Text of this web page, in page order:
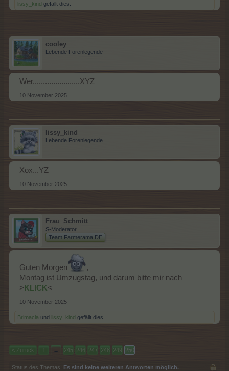
lissy_kind gefällt dies.
cooley
Lebende Forenlegende
Wer.......................XYZ
10 November 2025
lissy_kind
Lebende Forenlegende
Xox...YZ
10 November 2025
Frau_Schmitt
S-Moderator
Team Farmerama DE
Guten Morgen
,
Montag ist Umzugstag, und darum bitte mir nach
> KLICK<
10 November 2025
Brimacla und lissy_kind gefällt dies.
< Zurück 1 ← 245 246 247 248 249 250
Status des Themas: Es sind keine weiteren Antworten möglich.